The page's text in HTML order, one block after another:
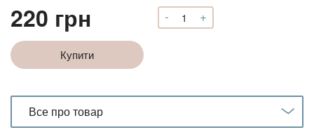
220 грн -
"Искусство
арт-
№1)
+
Купити
Все про товар